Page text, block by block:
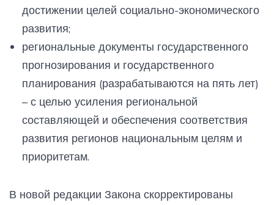
достижении целей социально-экономического
развития;
региональные документы государственного
прогнозирования и государственного
планирования (разрабатываются на пять лет)
– с целью усиления региональной
составляющей и обеспечения соответствия
развития регионов национальным целям и
приоритетам.
В новой редакции Закона скорректированы